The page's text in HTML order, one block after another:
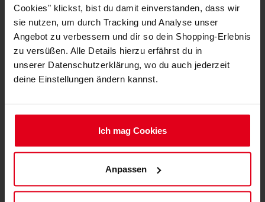
Cookies" klickst, bist du damit einverstanden, dass wir
sie nutzen, um durch Tracking und Analyse unser
Angebot zu verbessern und dir so dein Shopping-Erlebnis
zu versüßen. Alle Details hierzu erfährst du in
unserer Datenschutzerklärung, wo du auch jederzeit
deine Einstellungen ändern kannst.
Ich mag Cookies
Anpassen
ideal für den sportorientierten Ansatz von Gaming-
Stühlen geeignet. Sie können in drei Dimensionen
bequem eingestellt werden und ermöglichen es jedem
Benutzer, sie zu personalisieren. Die Einstellbarkeit der
Rückenlehne und des Wippmechanismus ist perfekt
für diejenigen, die beim Spielen zurücklehnen und
Winkeln zwischen 90 und 125 Grad eingestellt werden,
was Ihnen ermöglicht, sich beim Spielen
kurzen Schlaf zu machen!